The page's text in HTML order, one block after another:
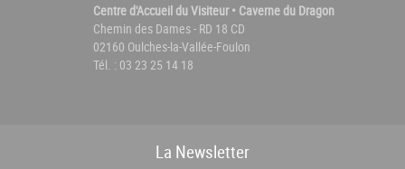
Centre d'Accueil du Visiteur • Caverne du Dragon
Chemin des Dames - RD 18 CD
02160 Oulches-la-Vallée-Foulon
Tél. : 03 23 25 14 18
La Newsletter